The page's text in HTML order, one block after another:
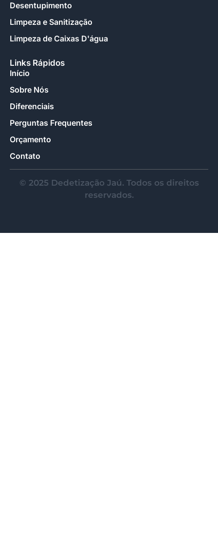
Desentupimento
Limpeza e Sanitização
Limpeza de Caixas D'água
Links Rápidos
Início
Sobre Nós
Diferenciais
Perguntas Frequentes
Orçamento
Contato
© 2025 Dedetização Jaú. Todos os direitos
reservados.